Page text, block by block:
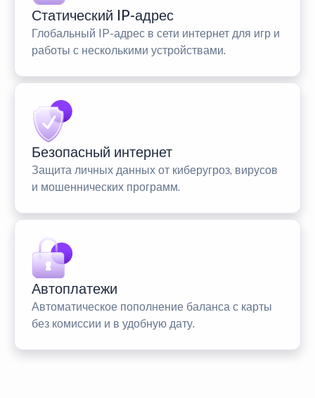
Статический IP-адрес
Глобальный IP-адрес в сети интернет для игр и
работы с несколькими устройствами.
Безопасный интернет
Защита личных данных от киберугроз, вирусов
и мошеннических программ.
Автоплатежи
Автоматическое пополнение баланса с карты
без комиссии и в удобную дату.